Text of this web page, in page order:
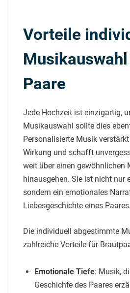
Vorteile
Paare
Jede Hochzeit ist einzigartig,
Musikauswahl sollte dies
Personalisierte Musik
Wirkung und schafft
weit über einen gewöhnlichen
hinausgehen. Sie ist nicht nur
sondern ein emotionales
Liebesgeschichte eines Paares.
Die individuell abgestimmte
zahlreiche Vorteile für
Emotionale Tiefe: Musik,
Geschichte des Paares